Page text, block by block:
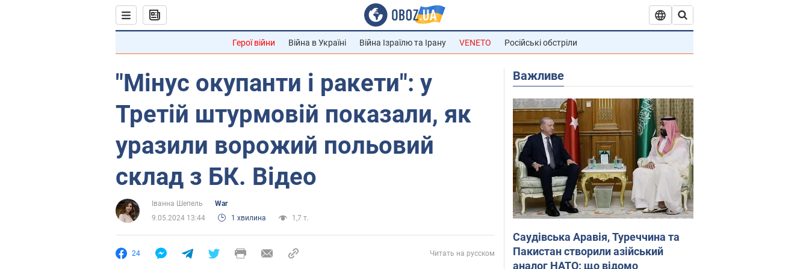
Герої війни Війна в Україні Війна Ізраїлю та Ірану VENETO Російські обстріли
"Мінус окупанти і ракети": у
Третій штурмовій показали, як
уразили ворожий польовий
склад з БК. Відео
Іванна Шепель
War
9.05.2024 13:44
1 хвилина 1,7 т.
24 Читать на русском
Важливе
Саудівська Аравія, Туреччина та
Пакистан створили азійський
аналог НАТО: що відомо